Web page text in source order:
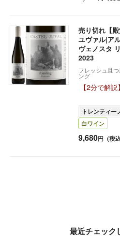
売り切れ【
ユヴァル|ア
ヴェノスタ
2023
フレッシュ且
ング
【2分で解
トレンティー
白ワイン
9,680円（税込
最近チェック